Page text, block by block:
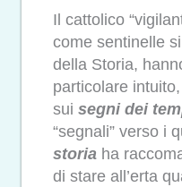
Il cattolico
come sentinelle
della Storia,
particolare
sui segni dei
“segnali” verso i
storia ha
di stare all’erta